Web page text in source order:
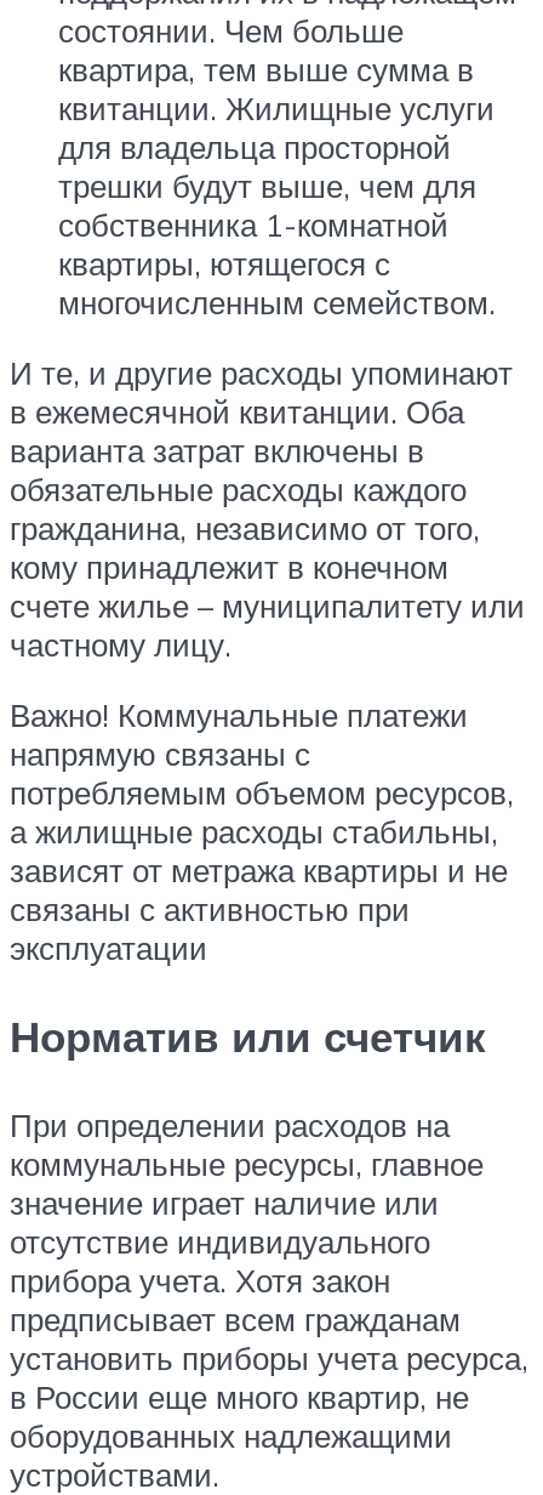
состоянии. Чем больше
квартира, тем выше сумма в
квитанции. Жилищные услуги
для владельца просторной
трешки будут выше, чем для
собственника 1-комнатной
квартиры, ютящегося с
многочисленным семейством.
И те, и другие расходы упоминают
в ежемесячной квитанции. Оба
варианта затрат включены в
обязательные расходы каждого
гражданина, независимо от того,
кому принадлежит в конечном
счете жилье – муниципалитету или
частному лицу.
Важно! Коммунальные платежи
напрямую связаны с
потребляемым объемом ресурсов,
а жилищные расходы стабильны,
зависят от метража квартиры и не
связаны с активностью при
эксплуатации
Норматив или счетчик
При определении расходов на
коммунальные ресурсы, главное
значение играет наличие или
отсутствие индивидуального
прибора учета. Хотя закон
предписывает всем гражданам
установить приборы учета ресурса,
в России еще много квартир, не
оборудованных надлежащими
устройствами.